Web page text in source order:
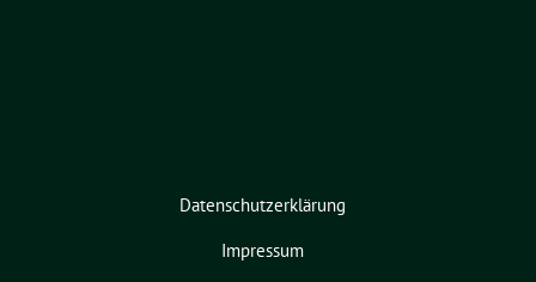
Datenschutzerklärung
Impressum